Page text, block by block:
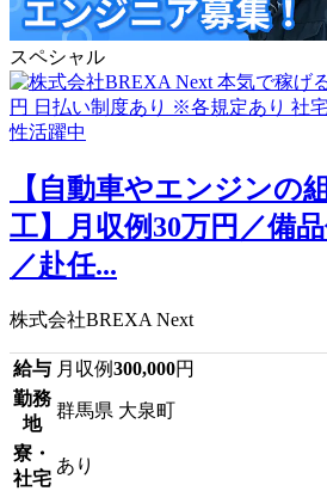
スペシャル
【自動車やエンジンの
工】月収例30万円／備
／赴任...
株式会社BREXA Next
給与 月収例300,000円
勤務
地
群馬県 大泉町
寮・
社宅
あり